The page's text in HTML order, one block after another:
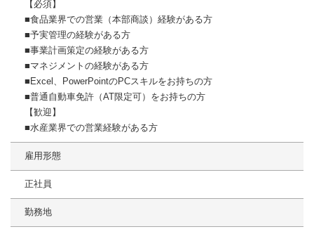
【必須】
■食品業界での営業（本部商談）経験がある方
■予実管理の経験がある方
■事業計画策定の経験がある方
■マネジメントの経験がある方
■Excel、PowerPointのPCスキルをお持ちの方
■普通自動車免許（AT限定可）をお持ちの方
【歓迎】
■水産業界での営業経験がある方
雇用形態
正社員
勤務地